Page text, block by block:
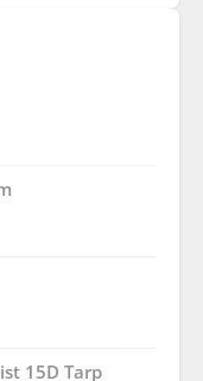
15D Tarp